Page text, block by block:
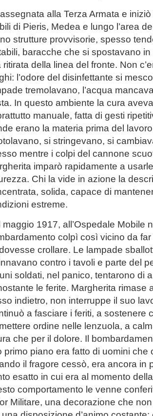
alla Terza Armata e
di Pieris, Medea e lungo l’area
strutture provvisorie, spesso
baracche che si spostavano
ritirata della linea del fronte. Non
l’odore del disinfettante si
tremolavano, l’acqua
In questo ambiente la cura
manuale, fatta di gesti
erano la materia prima del
si stringevano, si
mentre i colpi del cannone
imparò rapidamente a
Chi la vide in azione la
solida, capace di
estreme.
maggio 1917, all’Ospedale Mobile
colpì così vicino da
crollare. Le lampade
contro i tavoli e parte del
soldati, nel panico, tentarono di
le ferite. Margherita rimase
indietro, non interruppe il suo
a fasciare i feriti, a sostenere
ordine nelle lenzuola, a
che per il dolore. Il
primo piano era fatto di uomini che
il fragore cessò, era ancora in
esatto in cui era al momento
comportamento le venne
Militare, una decorazione che